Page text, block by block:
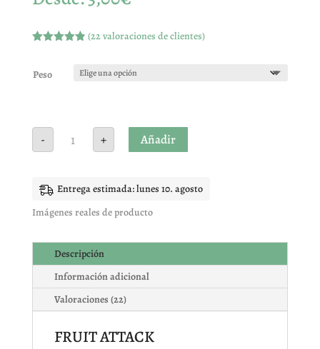
5 en base
a
(22valoraciones de clientes)
Peso
- ATTACK
cantidad
+ Añadir
Entrega estimada: lunes 10. agosto
Imágenes reales de producto
Descripción
Información adicional
Valoraciones (22)
FRUIT ATTACK